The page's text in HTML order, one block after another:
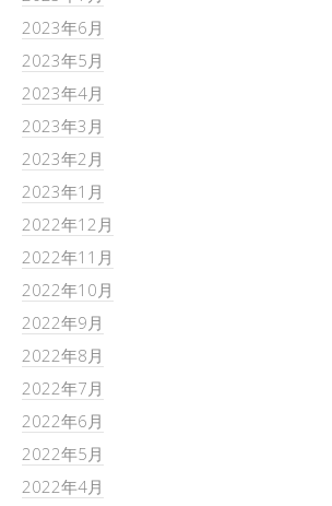
2023年6月
2023年5月
2023年4月
2023年3月
2023年2月
2023年1月
2022年12月
2022年11月
2022年10月
2022年9月
2022年8月
2022年7月
2022年6月
2022年5月
2022年4月